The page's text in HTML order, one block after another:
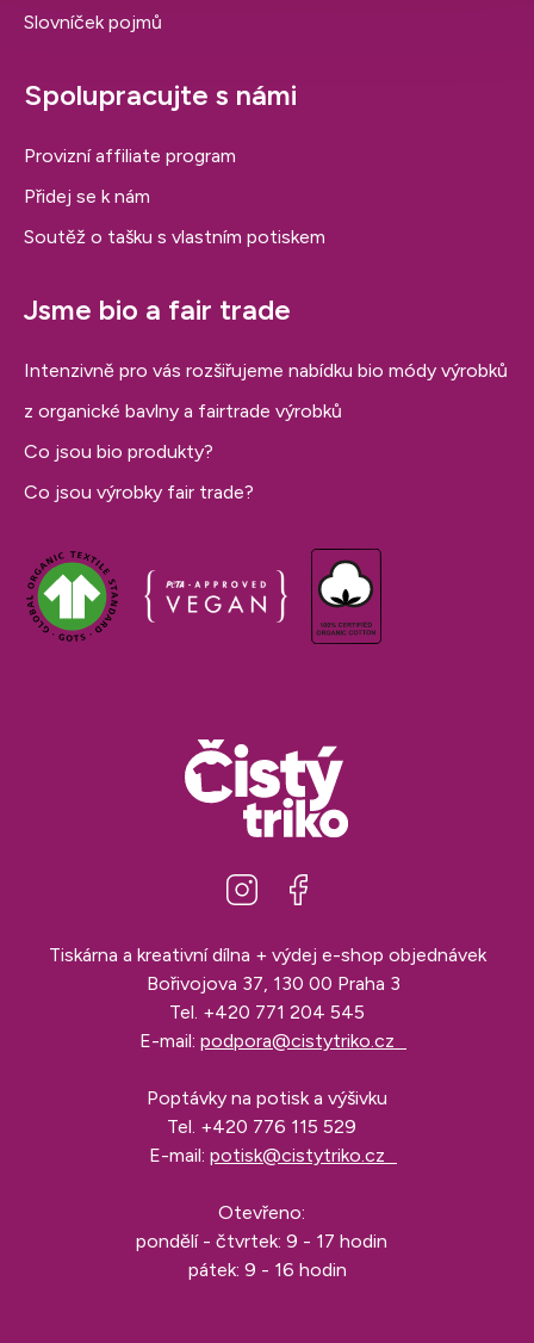
Slovníček pojmů
Spolupracujte s námi
Provizní affiliate program
Přidej se k nám
Soutěž o tašku s vlastním potiskem
Jsme bio a fair trade
Intenzivně pro vás rozšiřujeme nabídku bio módy výrobků
z organické bavlny a fairtrade výrobků
Co jsou bio produkty?
Co jsou výrobky fair trade?
Tiskárna a kreativní dílna + výdej e-shop objednávek
Bořivojova 37, 130 00 Praha 3
Tel. +420 771 204 545
E-mail: podpora@cistytriko.cz
Poptávky na potisk a výšivku
Tel. +420 776 115 529
E-mail: potisk@cistytriko.cz
Otevřeno:
pondělí - čtvrtek: 9 - 17 hodin
pátek: 9 - 16 hodin